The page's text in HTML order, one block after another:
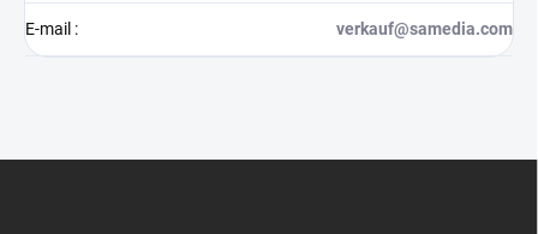
E-mail : verkauf@samedia.com